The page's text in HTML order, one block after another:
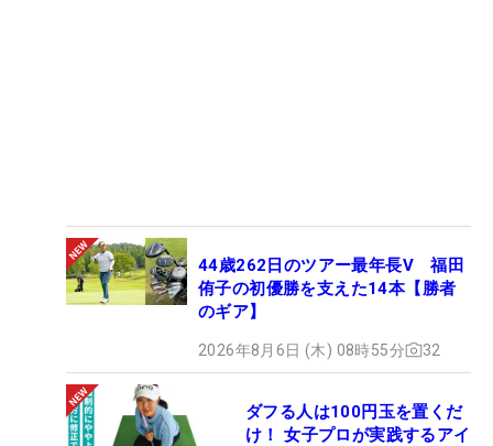
44歳262日のツアー最年長V 福田
侑子の初優勝を支えた14本【勝者
のギア】
2026年8月6日 (木) 08時55分 32
ダフる人は100円玉を置くだ
け！ 女子プロが実践するアイ